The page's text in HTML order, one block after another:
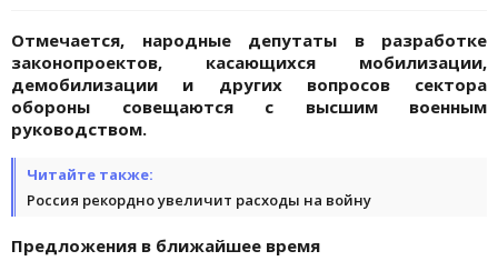
Отмечается, народные депутаты в разработке
законопроектов, касающихся мобилизации,
демобилизации и других вопросов сектора
обороны совещаются с высшим военным
руководством.
Читайте также:
Россия рекордно увеличит расходы на войну
Предложения в ближайшее время